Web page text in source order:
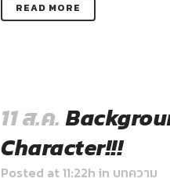
READ MORE
11 ส.ค.
Character!!!
Posted at 11:22h in บทความ